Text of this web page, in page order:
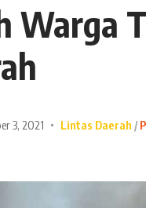
Warga
3, 2021 Lintas Daerah